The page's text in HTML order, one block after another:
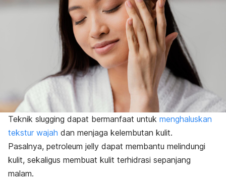
Teknik slugging dapat bermanfaat untuk menghaluskan
tekstur wajah dan menjaga kelembutan kulit.
Pasalnya, petroleum jelly dapat membantu melindungi
kulit, sekaligus membuat kulit terhidrasi sepanjang
malam.